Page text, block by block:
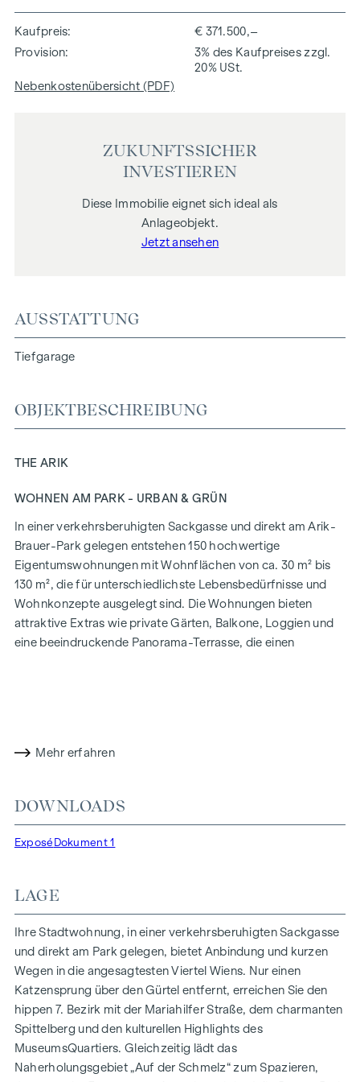
Kaufpreis
€ 371.500,–
Provision
3% des Kaufpreises zzgl.
20% USt.
Nebenkostenübersicht (PDF)
ZUKUNFTSSICHER
INVESTIEREN
Diese Immobilie eignet sich ideal als
Anlageobjekt.
Jetzt ansehen
AUSSTATTUNG
Tiefgarage
OBJEKTBESCHREIBUNG
THE ARIK
WOHNEN AM PARK - URBAN & GRÜN
In einer verkehrsberuhigten Sackgasse und direkt am Arik-
Brauer-Park gelegen entstehen 150 hochwertige
Eigentumswohnungen mit Wohnflächen von ca. 30 m² bis
130 m², die für unterschiedlichste Lebensbedürfnisse und
Wohnkonzepte ausgelegt sind. Die Wohnungen bieten
attraktive Extras wie private Gärten, Balkone, Loggien und
eine beeindruckende Panorama-Terrasse, die einen
garantieren eine nachhaltige und effiziente
Mehr Infos unter:WOHNEN AM PARK, 1160 Wien,
Herbststraße – Winegg
Wohnflächen von ca. 30 bis 130 m²
1- bis 4-Zimmerwohnungen
Gärten, Balkone, Loggien und Terrassen
Großzügige Raumhöhen
Tiefgaragenstellplätze | E-Mobilität
Innenhof Ruhelage
Photovoltaikanlage am Dach
Gemeinschaftsraum
Mehr erfahren
DOWNLOADS
Exposé Dokument 1
LAGE
Ihre Stadtwohnung, in einer verkehrsberuhigten Sackgasse
und direkt am Park gelegen, bietet Anbindung und kurzen
Wegen in die angesagtesten Viertel Wiens. Nur einen
Katzensprung über den Gürtel entfernt, erreichen Sie den
hippen 7. Bezirk mit der Mariahilfer Straße, dem charmanten
Spittelberg und den kulturellen Highlights des
MuseumsQuartiers. Gleichzeitig lädt das
Naherholungsgebiet „Auf der Schmelz“ zum Spazieren,